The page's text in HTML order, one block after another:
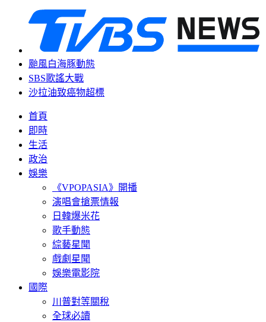
颱風白海豚動態
SBS歌謠大戰
沙拉油致癌物超標
首頁
即時
生活
政治
娛樂
《VPOPASIA》開播
演唱會搶票情報
日韓爆米花
歌手動態
綜藝星聞
戲劇星聞
娛樂電影院
國際
川普對等關稅
全球必讀